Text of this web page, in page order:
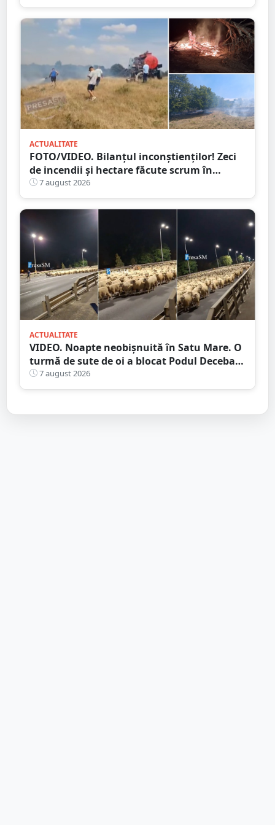
ACTUALITATE
FOTO/VIDEO. Bilanțul inconștienților! Zeci
de incendii și hectare făcute scrum în
județul Satu Mare
7 august 2026
ACTUALITATE
VIDEO. Noapte neobișnuită în Satu Mare. O
turmă de sute de oi a blocat Podul Decebal.
Gest de apreciat al ciobanului
7 august 2026